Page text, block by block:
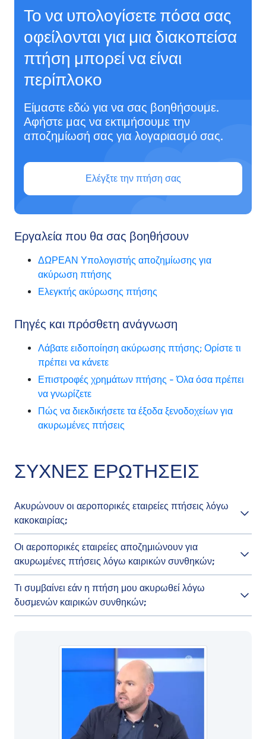
Το να υπολογίσετε πόσα σας
οφείλονται για μια διακοπείσα
πτήση μπορεί να είναι
περίπλοκο
Είμαστε εδώ για να σας βοηθήσουμε.
Αφήστε μας να εκτιμήσουμε την
αποζημίωσή σας για λογαριασμό σας.
Ελέγξτε την πτήση σας
Εργαλεία που θα σας βοηθήσουν
ΔΩΡΕΑΝ Υπολογιστής αποζημίωσης για
ακύρωση πτήσης
Ελεγκτής ακύρωσης πτήσης
Πηγές και πρόσθετη ανάγνωση
Λάβατε ειδοποίηση ακύρωσης πτήσης; Ορίστε τι
πρέπει να κάνετε
Επιστροφές χρημάτων πτήσης - Όλα όσα πρέπει
να γνωρίζετε
Πώς να διεκδικήσετε τα έξοδα ξενοδοχείων για
ακυρωμένες πτήσεις
ΣΥΧΝΕΣ ΕΡΩΤΗΣΕΙΣ
Ακυρώνουν οι αεροπορικές εταιρείες πτήσεις λόγω
κακοκαιρίας;
Οι αεροπορικές εταιρείες αποζημιώνουν για
ακυρωμένες πτήσεις λόγω καιρικών συνθηκών;
Τι συμβαίνει εάν η πτήση μου ακυρωθεί λόγω
δυσμενών καιρικών συνθηκών;